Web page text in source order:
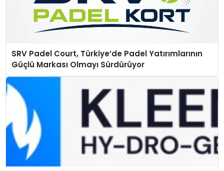
SRV Padel Court, Türkiye’de Padel Yatırımlarının
Güçlü Markası Olmayı Sürdürüyor